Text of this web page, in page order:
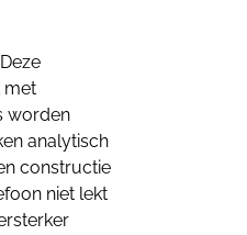
met
worden
analytisch
constructie
niet lekt